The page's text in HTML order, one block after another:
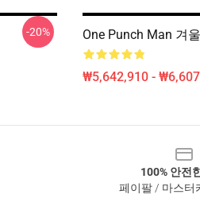
-20% One Punch Man 겨
₩5,642,910 -
100% 안전
페이팔 / 마스터